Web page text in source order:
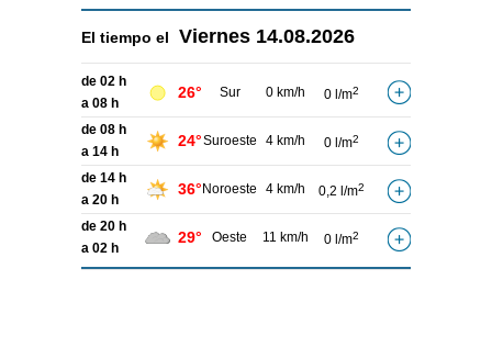
El tiempo el Viernes 14.08.2026
de 02 h
a 08 h
26° Sur 0 km/h 0 l/m2
de 08 h
a 14 h
24°Suroeste 4 km/h 0 l/m2
de 14 h
a 20 h
36° Noroeste 4 km/h 0,2 l/m2
de 20 h
a 02 h
29° Oeste 11 km/h 0 l/m2